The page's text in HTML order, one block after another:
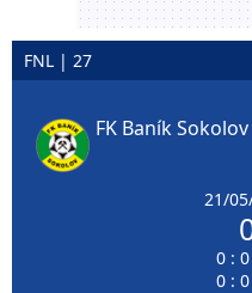
FNL | 27
FK Baník Sokolov
21/
0 :
0 :